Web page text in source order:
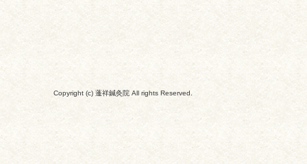
Copyright (c) 蓬祥鍼灸院 All rights Reserved.